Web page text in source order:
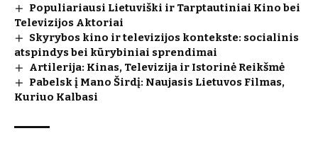
Populiariausi Lietuviški ir Tarptautiniai Kino bei
Televizijos Aktoriai
Skyrybos kino ir televizijos kontekste: socialinis
atspindys bei kūrybiniai sprendimai
Artilerija: Kinas, Televizija ir Istorinė Reikšmė
Pabelsk į Mano Širdį: Naujasis Lietuvos Filmas,
Kuriuo Kalbasi